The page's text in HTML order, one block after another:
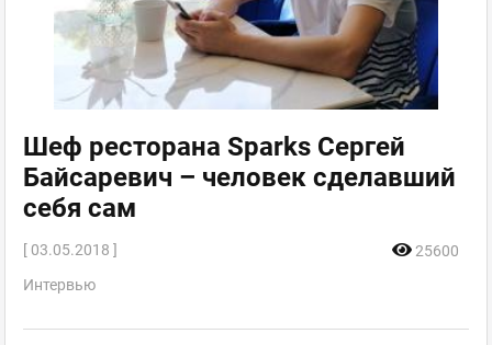
Шеф ресторана Sparks Сергей
Байсаревич – человек сделавший
себя сам
[ 03.05.2018 ]
25600
Интервью